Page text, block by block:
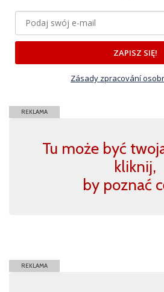
ZAPISZ SIĘ!
Zásady zpracování
REKLAMA
Tu może być
kliknij,
by poznać
REKLAMA